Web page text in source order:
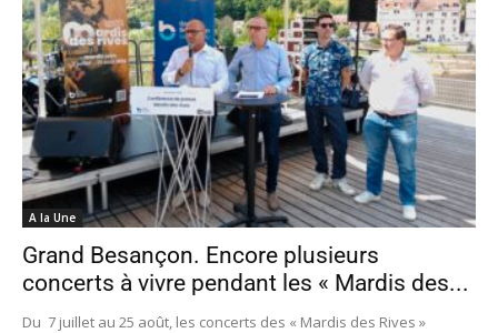
A la Une
Grand Besançon. Encore plusieurs
concerts à vivre pendant les « Mardis des...
Du 7 juillet au 25 août, les concerts des « Mardis des Rives »